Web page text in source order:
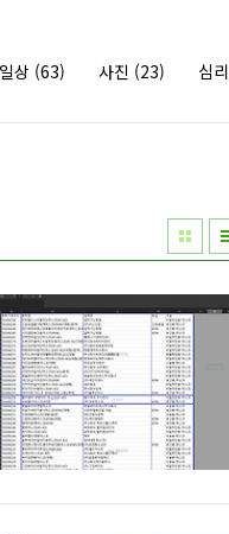
상 (63) 사진 (23) 심리